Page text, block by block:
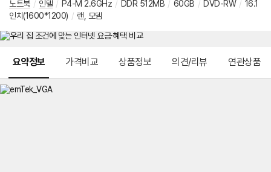
노트북 / 인텔 / P4-M 2.6GHz / DDR 512MB / 60GB / DVD-RW / 16.1
인치(1600*1200) / 랜, 모뎀
요약정보 가격비교 상품정보 의견/리뷰 연관상품